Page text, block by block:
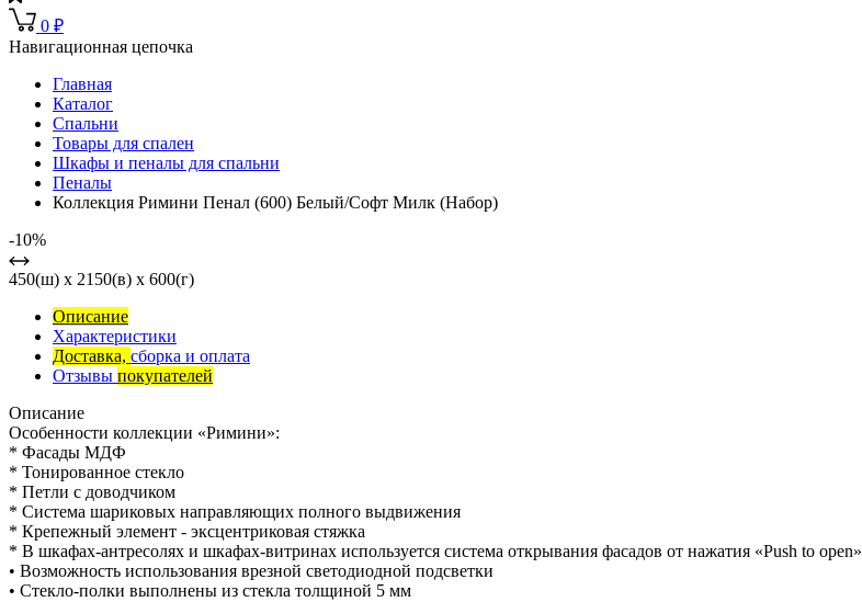
0 ₽
Навигационная цепочка
Главная
Каталог
Спальни
Товары для спален
Шкафы и пеналы для спальни
Пеналы
Коллекция Римини Пенал (600) Белый/Софт Милк (Набор)
-10%
450(ш) x 2150(в) x 600(г)
Описание
Характеристики
Доставка, сборка и оплата
Отзывы покупателей
Описание
Особенности коллекции «Римини»:
* Фасады МДФ
* Тонированное стекло
* Петли с доводчиком
* Система шариковых направляющих полного выдвижения
* Крепежный элемент - эксцентриковая стяжка
* В шкафах-антресолях и шкафах-витринах используется система открывания фасадов от нажатия «Push to open»
• Возможность использования врезной светодиодной подсветки
• Стекло-полки выполнены из стекла толщиной 5 мм